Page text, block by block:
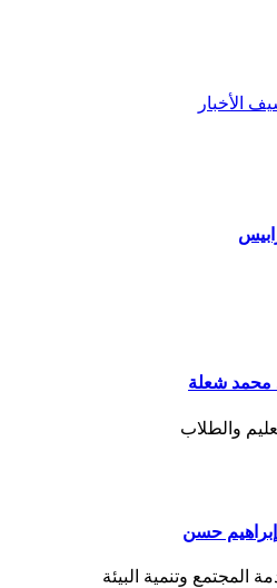
الأخبار
محمد شعلة
والطلاب
إبراهيم حسن
المجتمع وتنمية البيئة